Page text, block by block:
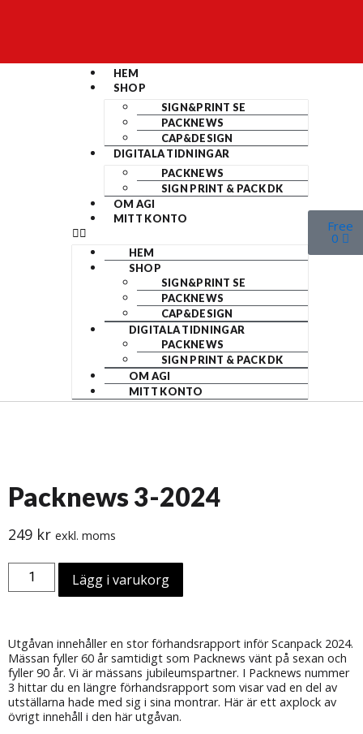
HEM
SHOP
SIGN&PRINT SE
PACKNEWS
CAP&DESIGN
DIGITALA TIDNINGAR
PACKNEWS
SIGN PRINT & PACK DK
OM AGI
MITT KONTO
HEM
SHOP
SIGN&PRINT SE
PACKNEWS
CAP&DESIGN
DIGITALA TIDNINGAR
PACKNEWS
SIGN PRINT & PACK DK
OM AGI
MITT KONTO
Free
0
Packnews 3-2024
249 kr exkl. moms
Lägg i varukorg
Utgåvan innehåller en stor förhandsrapport inför Scanpack 2024.
Mässan fyller 60 år samtidigt som Packnews vänt på sexan och
fyller 90 år. Vi är mässans jubileumspartner. I Packnews nummer
3 hittar du en längre förhandsrapport som visar vad en del av
utställarna hade med sig i sina montrar. Här är ett axplock av
övrigt innehåll i den här utgåvan.